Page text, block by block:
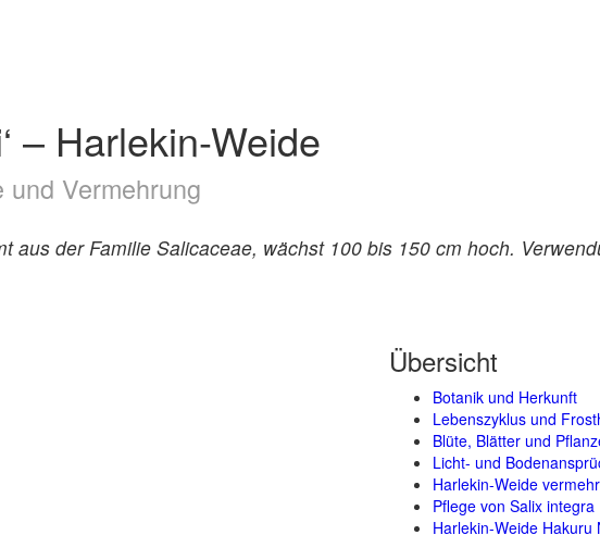
– Harlekin-Weide
Vermehrung
aus der Familie Salicaceae, wächst 100 bis 150 cm hoch.
Übersicht
Botanik und Herkunft
Lebenszyklus und
Blüte, Blätter und
Licht- und
Harlekin-Weide
Pflege von Salix integra
Harlekin-Weide Hakuru